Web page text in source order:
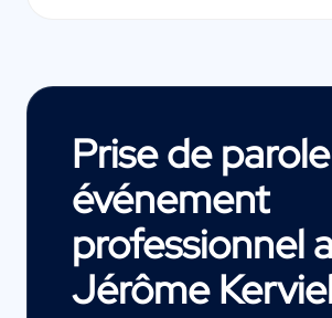
Prise de
événement
professionnel
Jérôme